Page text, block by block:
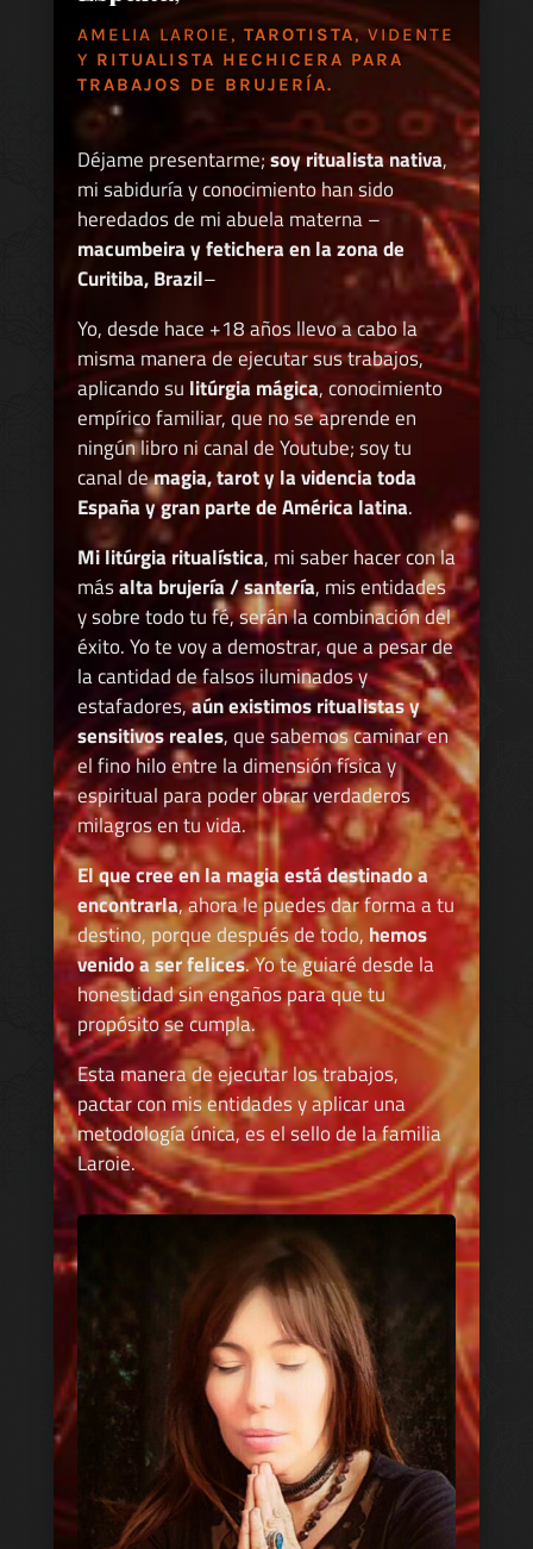
AMELIA LAROIE, TAROTISTA, VIDENTE
Y RITUALISTA HECHICERA PARA
TRABAJOS DE BRUJERÍA.
Déjame presentarme;soy ritualista nativa,
mi sabiduría y conocimiento han sido
heredados de mi abuela materna –
macumbeira y fetichera en la zona de
Curitiba, Brazil–
Yo, desde hace +18 años llevo a cabo la
misma manera de ejecutar sus trabajos,
aplicando su litúrgia mágica, conocimiento
empírico familiar, que no se aprende en
ningún libro ni canal de Youtube; soy tu
canal demagia, tarot y la videncia toda
España y gran parte de América latina.
Mi litúrgia ritualística, mi saber hacer con la
másalta brujería / santería, mis entidades
y sobre todo tu fé, serán la combinación del
éxito. Yo te voy a demostrar, que a pesar de
la cantidad de falsos iluminados y
estafadores,aún existimos ritualistas y
sensitivos reales, que sabemos caminar en
el fino hilo entre la dimensión física y
espiritual para poder obrar verdaderos
milagros en tu vida.
El que cree en la magia está destinado a
encontrarla, ahora le puedes dar forma a tu
destino, porque después de todo, hemos
venido a ser felices. Yo te guiaré desde la
honestidad sin engaños para que tu
propósito se cumpla.
Esta manera de ejecutar los trabajos,
pactar con mis entidades y aplicar una
metodología única, es el sello de la familia
Laroie.